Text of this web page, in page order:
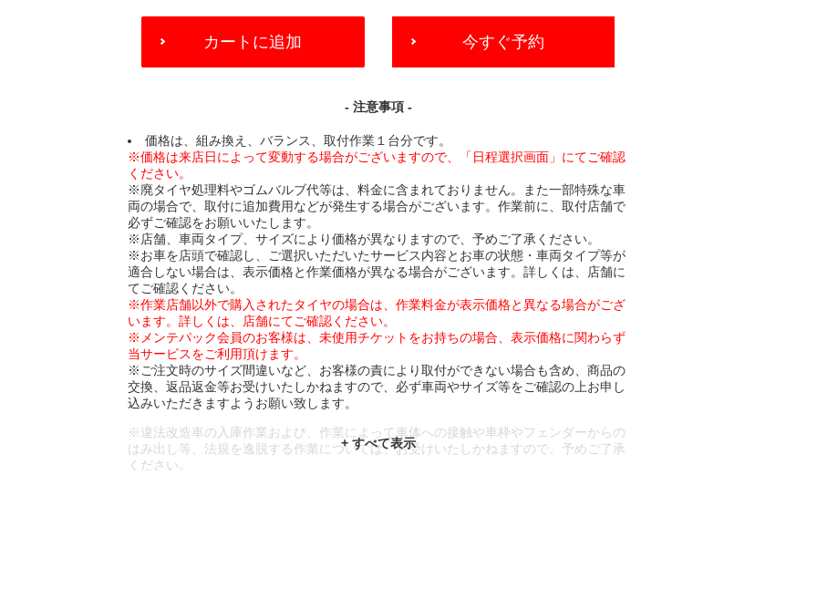
ADD
CART
カートに追加 今すぐ予約
- 注意事項 -
価格は、組み換え、バランス、取付作業１台分です。
※価格は来店日によって変動する場合がございますので、「日程選択画面」にてご確認
ください。
※廃タイヤ処理料やゴムバルブ代等は、料金に含まれておりません。また一部特殊な車
両の場合で、取付に追加費用などが発生する場合がございます。作業前に、取付店舗で
必ずご確認をお願いいたします。
※店舗、車両タイプ、サイズにより価格が異なりますので、予めご了承ください。
※お車を店頭で確認し、ご選択いただいたサービス内容とお車の状態・車両タイプ等が
適合しない場合は、表示価格と作業価格が異なる場合がございます。詳しくは、店舗に
てご確認ください。
※作業店舗以外で購入されたタイヤの場合は、作業料金が表示価格と異なる場合がござ
います。詳しくは、店舗にてご確認ください。
※メンテパック会員のお客様は、未使用チケットをお持ちの場合、表示価格に関わらず
当サービスをご利用頂けます。
※ご注文時のサイズ間違いなど、お客様の責により取付ができない場合も含め、商品の
交換、返品返金等お受けいたしかねますので、必ず車両やサイズ等をご確認の上お申し
込みいただきますようお願い致します。
※違法改造車の入庫作業および、作業によって車体への接触や車枠やフェンダーからの
はみ出し等、法規を逸脱する作業については、お受けいたしかねますので、予めご了承
ください。